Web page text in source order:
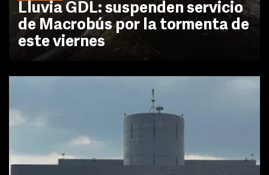
Lluvia GDL: suspenden servicio
de Macrobús por la tormenta de
este viernes